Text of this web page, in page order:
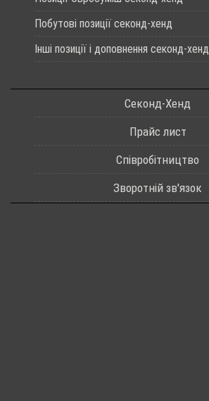
Побутові позиції секонд-хенд
Інші позиції і доповнення секонд-хенд
Секонд-Хенд
Прайс лист
Співробітництво
Зворотній зв'язок